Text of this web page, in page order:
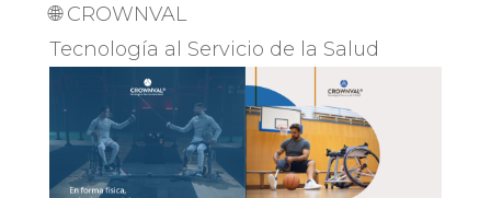
🌐 CROWNVAL
Tecnología al Servicio de la Salud